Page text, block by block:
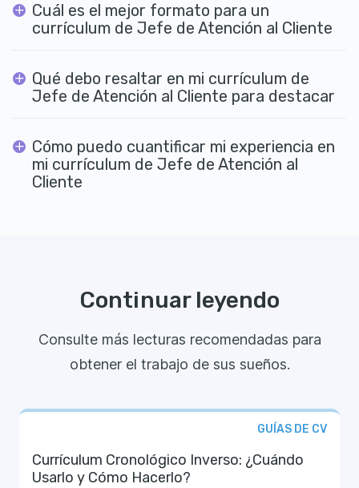
Cuál es el mejor formato para un
currículum de Jefe de Atención al Cliente
Qué debo resaltar en mi currículum de
Jefe de Atención al Cliente para destacar
Cómo puedo cuantificar mi experiencia en
mi currículum de Jefe de Atención al
Cliente
Continuar leyendo
Consulte más lecturas recomendadas para
obtener el trabajo de sus sueños.
GUÍAS DE CV
Currículum Cronológico Inverso: ¿Cuándo
Usarlo y Cómo Hacerlo?